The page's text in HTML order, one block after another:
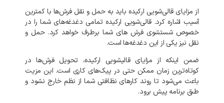
از مزایای قالی‌شویی ارکیده باید به حمل و نقل فرش‌ها با کمترین
آسیب اشاره کرد. قالی‌شویی ارکیده تمامی دغدغه‌های شما را در
خصوص شستشوی فرش‌ های شما برطرف خواهد کرد. حمل و
نقل نیز یکی از این دغدغه‌ها است.
ضمن اینکه از مزایای قالیشویی ارکیده، تحویل فرش‌ها در
کوتاه‌ترین زمان ممکن حتی در پیک‌های کاری است. این مزیت
باعث می‌شود تا روند کارهای نظافتی شما از نظم خارج نشود و
طبق برنامه پیش برود.